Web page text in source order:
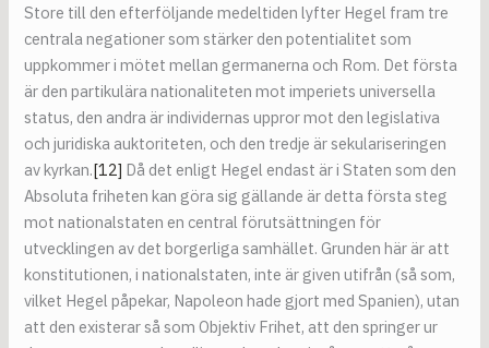
Store till den efterföljande medeltiden lyfter Hegel fram tre
centrala negationer som stärker den potentialitet som
uppkommer i mötet mellan germanerna och Rom. Det första
är den partikulära nationaliteten mot imperiets universella
status, den andra är individernas uppror mot den legislativa
och juridiska auktoriteten, och den tredje är sekulariseringen
av kyrkan.[12] Då det enligt Hegel endast är i Staten som den
Absoluta friheten kan göra sig gällande är detta första steg
mot nationalstaten en central förutsättningen för
utvecklingen av det borgerliga samhället. Grunden här är att
konstitutionen, i nationalstaten, inte är given utifrån (så som,
vilket Hegel påpekar, Napoleon hade gjort med Spanien), utan
att den existerar så som Objektiv Frihet, att den springer ur